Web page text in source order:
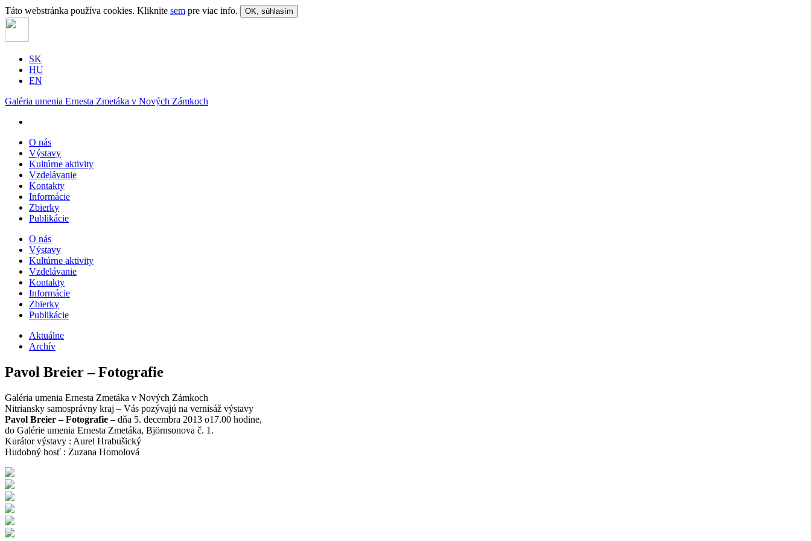
Táto webstránka používa cookies. Kliknite sem pre viac info. OK, súhlasím
SK
HU
EN
Galéria umenia Ernesta Zmetáka v Nových Zámkoch
O nás
Výstavy
Kultúrne aktivity
Vzdelávanie
Kontakty
Informácie
Zbierky
Publikácie
O nás
Výstavy
Kultúrne aktivity
Vzdelávanie
Kontakty
Informácie
Zbierky
Publikácie
Aktuálne
Archív
Pavol Breier – Fotografie
Galéria umenia Ernesta Zmetáka v Nových Zámkoch
Nitriansky samosprávny kraj – Vás pozývajú na vernisáž výstavy
Pavol Breier – Fotografie – dňa 5. decembra 2013 o17.00 hodine,
do Galérie umenia Ernesta Zmetáka, Björnsonova č. 1.
Kurátor výstavy : Aurel Hrabušický
Hudobný hosť : Zuzana Homolová